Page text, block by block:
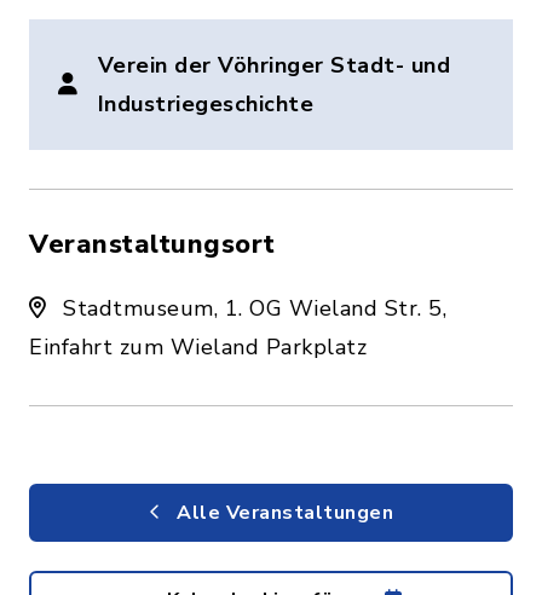
Verein der Vöhringer Stadt- und
Industriegeschichte
Veranstaltungsort
Stadtmuseum, 1. OG Wieland Str. 5,
Einfahrt zum Wieland Parkplatz
Alle Veranstaltungen